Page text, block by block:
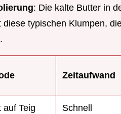
: Die kalte Butter in
diese typischen Klumpen,
Zeitaufwand
auf Teig Schnell